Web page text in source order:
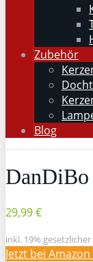
Zubehör
Blog
DanDiBo
29,99 €
inkl. 19%
Jetzt bei